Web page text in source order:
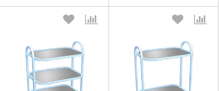
Выберите количество: Выберите количество: